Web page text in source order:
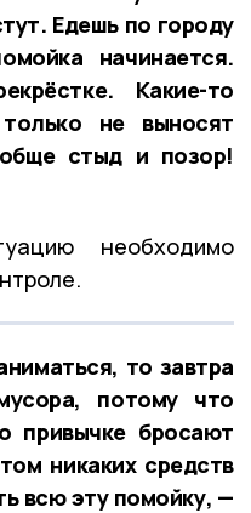
Едешь по городу
начинается.
Какие-то
не выносят
стыд и позор!
необходимо
то завтра
потому что
привычке бросают
никаких средств
всю эту помойку, —